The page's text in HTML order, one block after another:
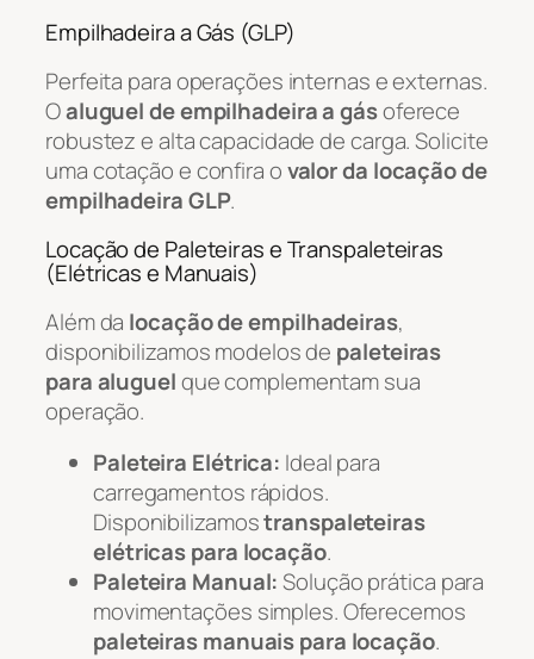
Empilhadeira a Gás (GLP)
Perfeita para operações internas e externas.
Oaluguel de empilhadeira a gásoferece
robustez e alta capacidade de carga. Solicite
uma cotação e confira ovalor da locação de
empilhadeira GLP.
Locação de Paleteiras e Transpaleteiras
(Elétricas e Manuais)
Além da locação de empilhadeiras,
disponibilizamos modelos de paleteiras
para aluguelque complementam sua
operação.
Paleteira Elétrica: Ideal para
carregamentos rápidos.
Disponibilizamostranspaleteiras
elétricas para locação.
Paleteira Manual:Solução prática para
movimentações simples. Oferecemos
paleteiras manuais para locação.